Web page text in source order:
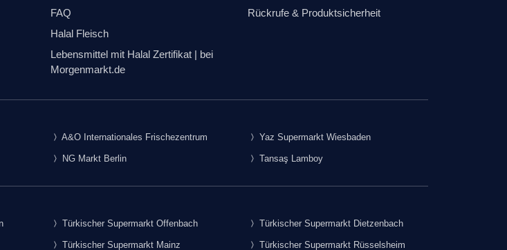
FAQ
Halal Fleisch
Lebensmittel mit Halal Zertifikat | bei
Morgenmarkt.de
Rückrufe & Produktsicherheit
A&O Internationales Frischezentrum Yaz Supermarkt Wiesbaden
NG Markt Berlin Tansaş Lamboy
Türkischer Supermarkt Offenbach Türkischer Supermarkt Dietzenbach
Türkischer Supermarkt Mainz Türkischer Supermarkt Rüsselsheim